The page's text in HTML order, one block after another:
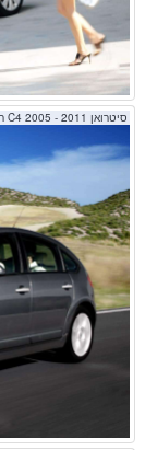
סיטרואן C4 2005 - 2011 הצ'בק - אפור - מבט מלפנים